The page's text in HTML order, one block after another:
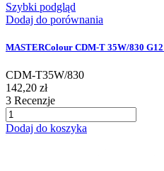
Szybki podgląd
Dodaj do porównania
MASTERColour CDM-T 35W/830
CDM-T35W/830
142,20 zł
3 Recenzje
Dodaj do koszyka